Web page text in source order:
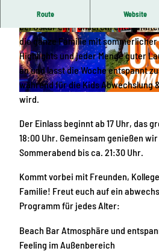
© Radoslava Knösche, Oskarshausen, Erlebnisheimat
© Radoslava Knösche, Oskarshausen, Erlebnis
heimat Erzgebirge
©
Route Website
Wir laden euch ab 17 Uhr herzlich
bei Oskar ein – unserem
die ganze Familie mit
Highlights und jeder Menge guter
an und lasst die Woche entspannt
während für die Kids Abwechslung
wird.
Der Einlass beginnt ab 17 Uhr, das
18:00 Uhr. Gemeinsam genießen
Sommerabend bis ca. 21:30 Uhr.
Kommt vorbei mit Freunden,
Familie! Freut euch auf ein
Programm für jedes Alter:
Beach Bar Atmosphäre und
Feeling im Außenbereich